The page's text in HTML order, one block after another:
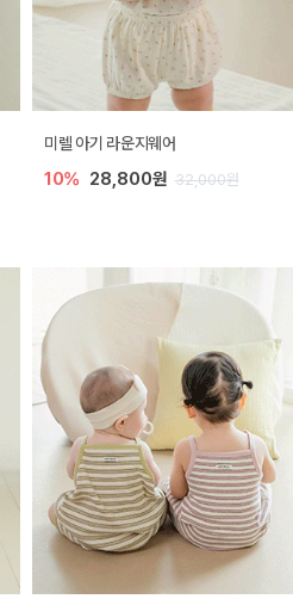
미렐 아기 라운지웨어
10% 28,800원 32,000원